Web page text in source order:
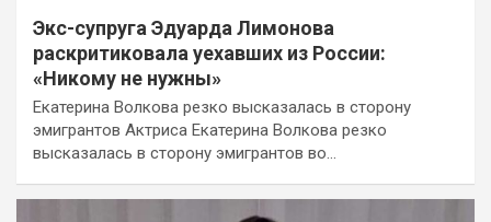
Экс-супруга Эдуарда Лимонова
раскритиковала уехавших из России:
«Никому не нужны»
Екатерина Волкова резко высказалась в сторону
эмигрантов Актриса Екатерина Волкова резко
высказалась в сторону эмигрантов во…